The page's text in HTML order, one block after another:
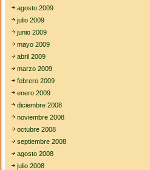
agosto 2009
julio 2009
junio 2009
mayo 2009
abril 2009
marzo 2009
febrero 2009
enero 2009
diciembre 2008
noviembre 2008
octubre 2008
septiembre 2008
agosto 2008
julio 2008